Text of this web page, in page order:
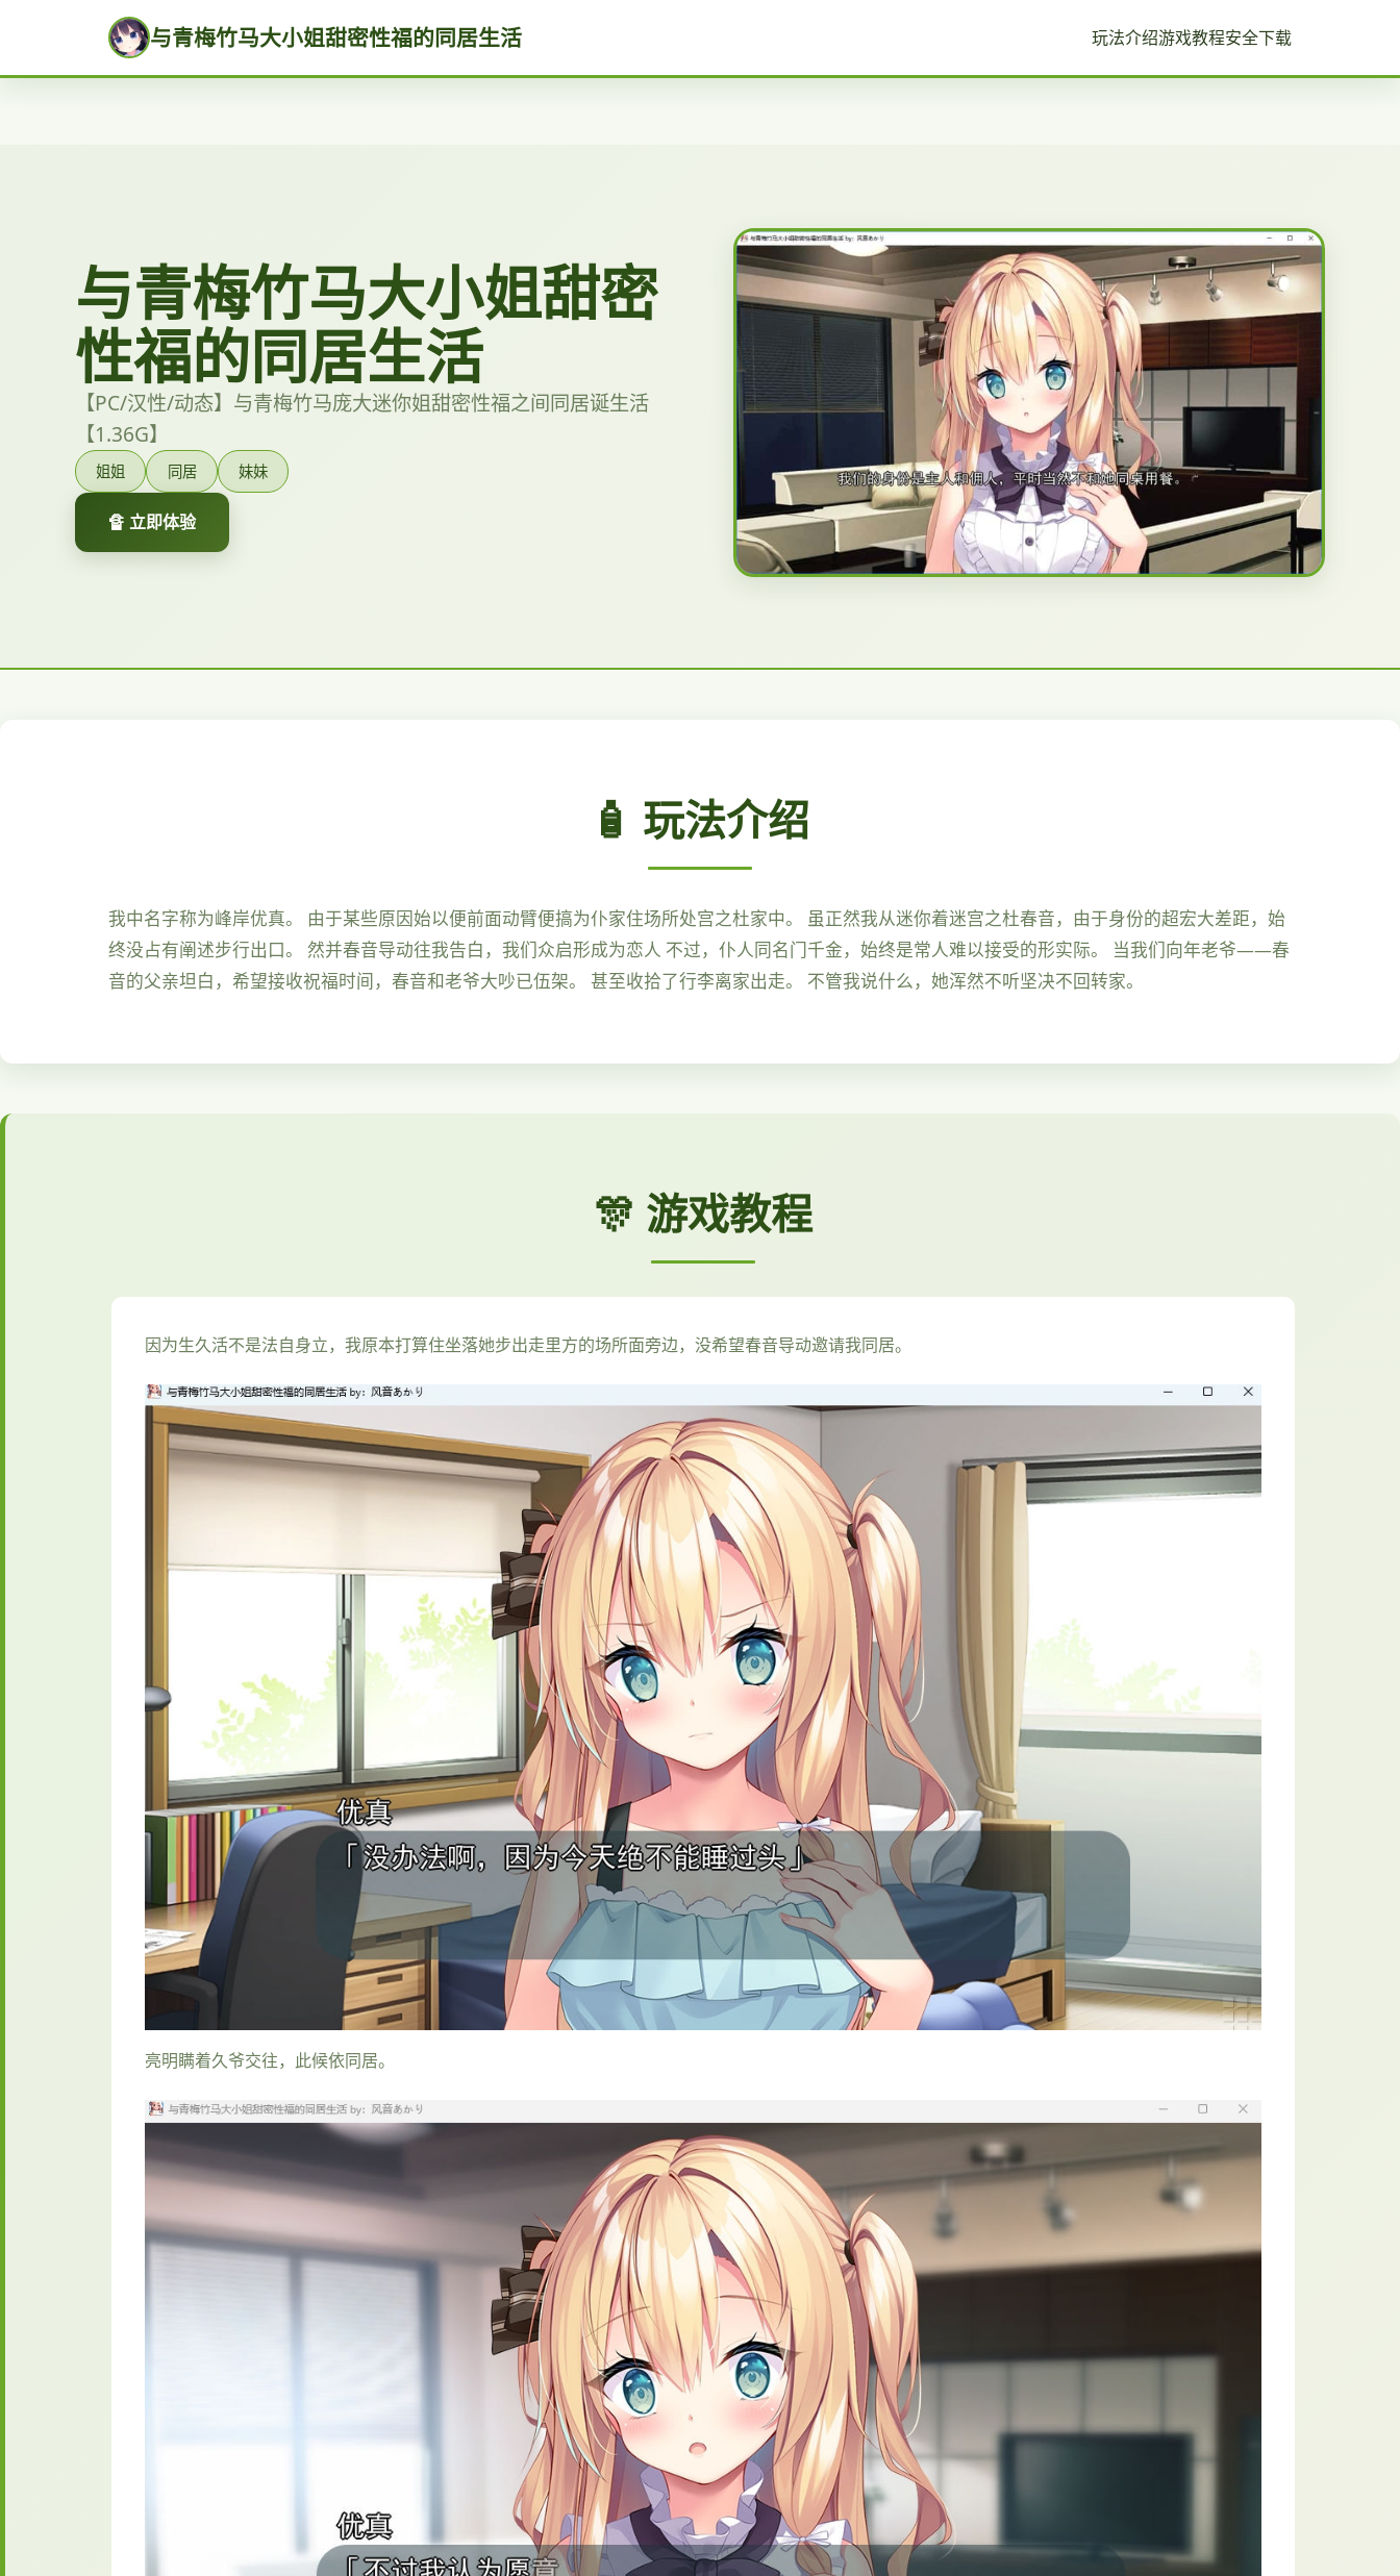
与青梅竹马大小姐甜密性福的同居生活 玩法介绍游戏教程安全下载
与青梅竹马大小姐甜密
性福的同居生活
【PC/汉性/动态】与青梅竹马庞大迷你姐甜密性福之间同居诞生活
【1.36G】
姐姐 同居 妹妹
🔏 立即体验
🧴 玩法介绍
我中名字称为峰岸优真。 由于某些原因始以便前面动臂便搞为仆家住场所处宫之杜家中。 虽正然我从迷你着迷宫之杜春音，由于身份的超宏大差距，始
终没占有阐述步行出口。 然并春音导动往我告白，我们众启形成为恋人 不过，仆人同名门千金，始终是常人难以接受的形实际。 当我们向年老爷——春
音的父亲坦白，希望接收祝福时间，春音和老爷大吵已伍架。 甚至收拾了行李离家出走。 不管我说什么，她浑然不听坚决不回转家。
🎊 游戏教程
因为生久活不是法自身立，我原本打算住坐落她步出走里方的场所面旁边，没希望春音导动邀请我同居。
亮明瞒着久爷交往，此候依同居。